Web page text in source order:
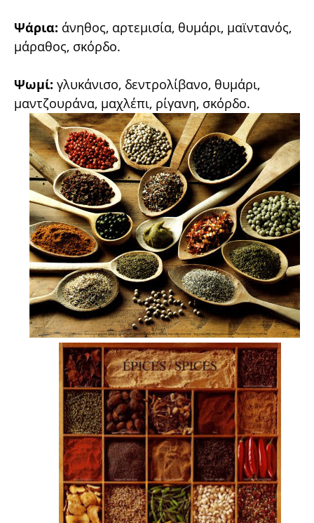
Ψάρια: άνηθος, αρτεμισία, θυμάρι, μαϊντανός,
μάραθος, σκόρδο.
Ψωμί: γλυκάνισο, δεντρολίβανο, θυμάρι,
μαντζουράνα, μαχλέπι, ρίγανη, σκόρδο.